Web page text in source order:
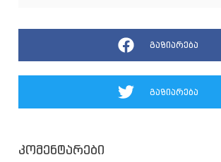
გაზიარება
გაზიარება
კომენტარები